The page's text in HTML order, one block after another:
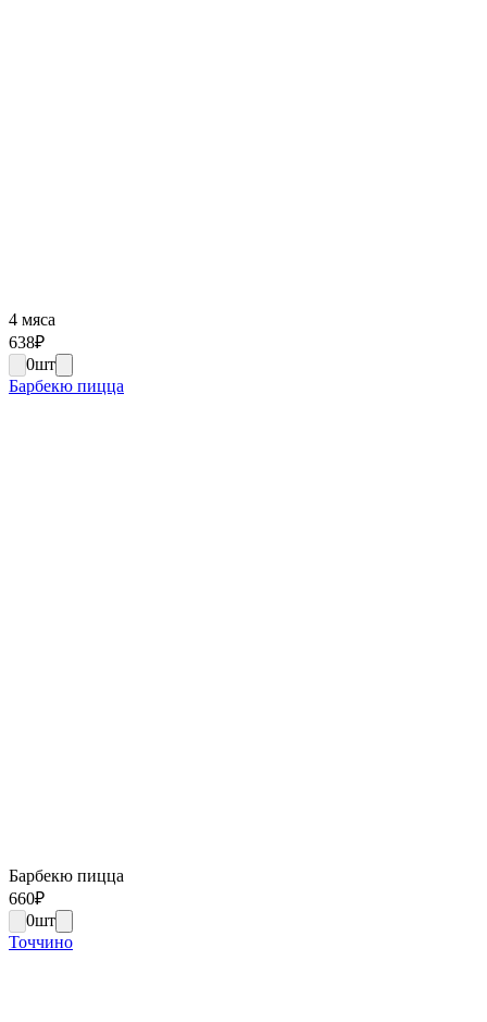
4 мяса
638₽
0шт
Барбекю пицца
Барбекю пицца
660₽
0шт
Точчино